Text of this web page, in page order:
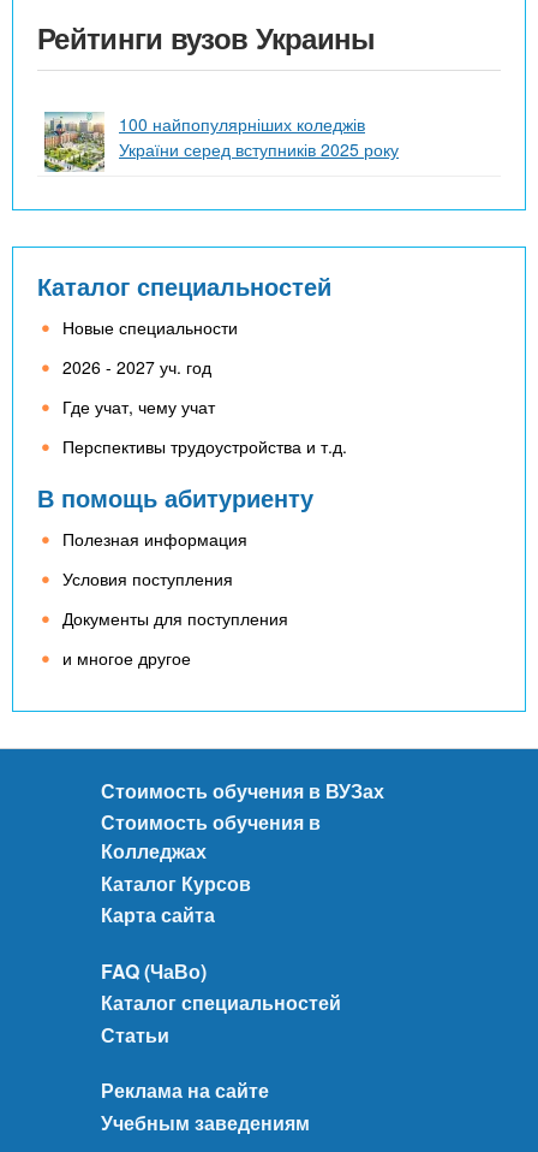
Рейтинги вузов Украины
100 найпопулярніших коледжів
України серед вступників 2025 року
Каталог специальностей
Новые специальности
2026 - 2027 уч. год
Где учат, чему учат
Перспективы трудоустройства и т.д.
В помощь абитуриенту
Полезная информация
Условия поступления
Документы для поступления
и многое другое
Стоимость обучения в ВУЗах
Стоимость обучения в
Колледжах
Каталог Курсов
Карта сайта
FAQ (ЧаВо)
Каталог специальностей
Статьи
Реклама на сайте
Учебным заведениям